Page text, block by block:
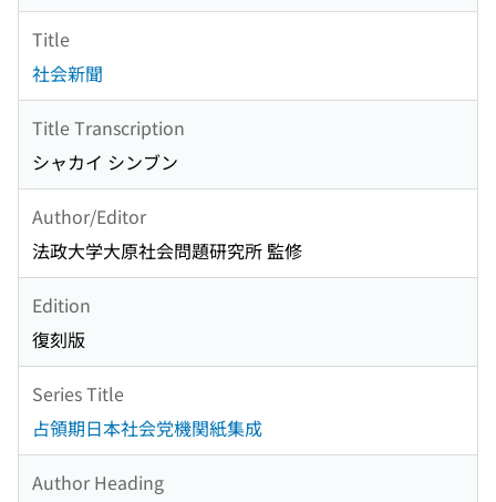
Title
社会新聞
Title Transcription
シャカイ シンブン
Author/Editor
法政大学大原社会問題研究所 監修
Edition
復刻版
Series Title
占領期日本社会党機関紙集成
Author Heading